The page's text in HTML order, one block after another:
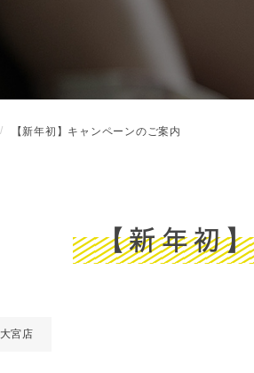
【新年初】キャンペーンのご案内
【新年初
大宮店